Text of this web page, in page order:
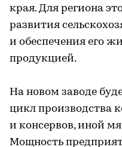
края. Для региона
развития
и обеспечения его
продукцией.
На новом заводе
цикл производства
и консервов, иной
Мощность